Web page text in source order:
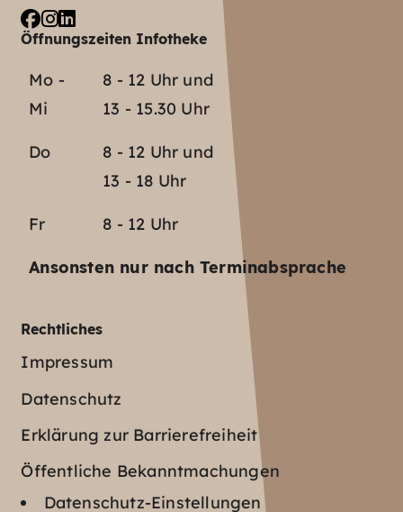
Öffnungszeiten Infotheke
Mo -
Mi
8 - 12 Uhr und
13 - 15.30 Uhr
Do
8 - 12 Uhr und
13 - 18 Uhr
Fr 8 - 12 Uhr
Ansonsten nur nach Terminabsprache
Rechtliches
Impressum
Datenschutz
Erklärung zur Barrierefreiheit
Öffentliche Bekanntmachungen
Datenschutz-Einstellungen